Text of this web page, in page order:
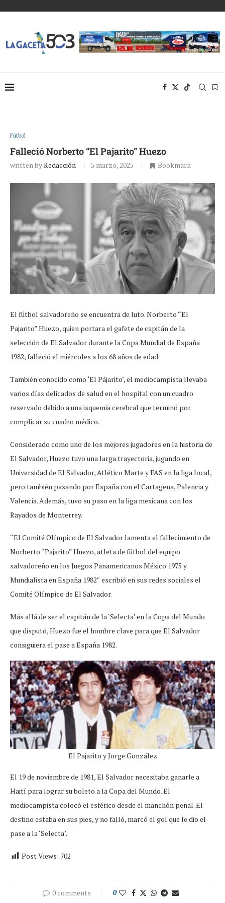
Fútbol
Falleció Norberto “El Pajarito” Huezo
written byRedacción 5 marzo, 2025 Bookmark
El fútbol salvadoreño se encuentra de luto. Norberto “El
Pajarito” Huezo, quien portara el gafete de capitán de la
selección de El Salvador durante la Copa Mundial de España
1982, falleció el miércoles a los 68 años de edad.
También conocido como ‘El Pájarito’, el mediocampista llevaba
varios días delicados de salud en el hospital con un cuadro
reservado debido a una isquemia cerebral que terminó por
complicar su cuadro médico.
Considerado como uno de los mejores jugadores en la historia de
El Salvador, Huezo tuvo una larga trayectoria, jugando en
Universidad de El Salvador, Atlético Marte y FAS en la liga local,
pero también pasando por España con el Cartagena, Palencia y
Valencia. Además, tuvo su paso en la liga mexicana con los
Rayados de Monterrey.
“El Comité Olímpico de El Salvador lamenta el fallecimiento de
Norberto “Pajarito” Huezo, atleta de fútbol del equipo
salvadoreño en los Juegos Panamericanos México 1975 y
Mundialista en España 1982″ escribió en sus redes sociales el
Comité Olímpico de El Salvador.
Más allá de ser el capitán de la ‘Selecta’ en la Copa del Mundo
que disputó, Huezo fue el hombre clave para que El Salvador
consiguiera el pase a España 1982.
El Pajarito y Jorge González
El 19 de noviembre de 1981, El Salvador necesitaba ganarle a
Haití para lograr su boleto a la Copa del Mundo. El
mediocampista colocó el esférico desde el manchón penal. El
destino estaba en sus pies, y no falló, marcó el gol que le dio el
pase a la ‘Selecta’.
Post Views: 702
0 comments 0